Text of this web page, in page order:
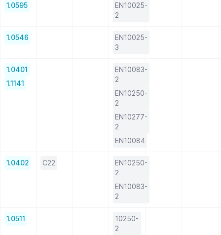
1.0595
EN10025-
2
1.0546
EN10025-
3
1.0401
1.1141
EN10083-
2
EN10250-
2
EN10277-
2
EN10084
1.0402 C22
EN10250-
2
EN10083-
2
1.0511
10250-
2